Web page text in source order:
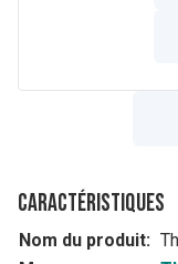
Caractéristiques
Nom du produit: